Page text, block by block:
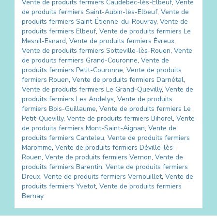
Vente de produits fermiers Caudebec-lès-Elbeuf, Vente
de produits fermiers Saint-Aubin-lès-Elbeuf, Vente de
produits fermiers Saint-Étienne-du-Rouvray, Vente de
produits fermiers Elbeuf, Vente de produits fermiers Le
Mesnil-Esnard, Vente de produits fermiers Évreux,
Vente de produits fermiers Sotteville-lès-Rouen, Vente
de produits fermiers Grand-Couronne, Vente de
produits fermiers Petit-Couronne, Vente de produits
fermiers Rouen, Vente de produits fermiers Darnétal,
Vente de produits fermiers Le Grand-Quevilly, Vente de
produits fermiers Les Andelys, Vente de produits
fermiers Bois-Guillaume, Vente de produits fermiers Le
Petit-Quevilly, Vente de produits fermiers Bihorel, Vente
de produits fermiers Mont-Saint-Aignan, Vente de
produits fermiers Canteleu, Vente de produits fermiers
Maromme, Vente de produits fermiers Déville-lès-
Rouen, Vente de produits fermiers Vernon, Vente de
produits fermiers Barentin, Vente de produits fermiers
Dreux, Vente de produits fermiers Vernouillet, Vente de
produits fermiers Yvetot, Vente de produits fermiers
Bernay